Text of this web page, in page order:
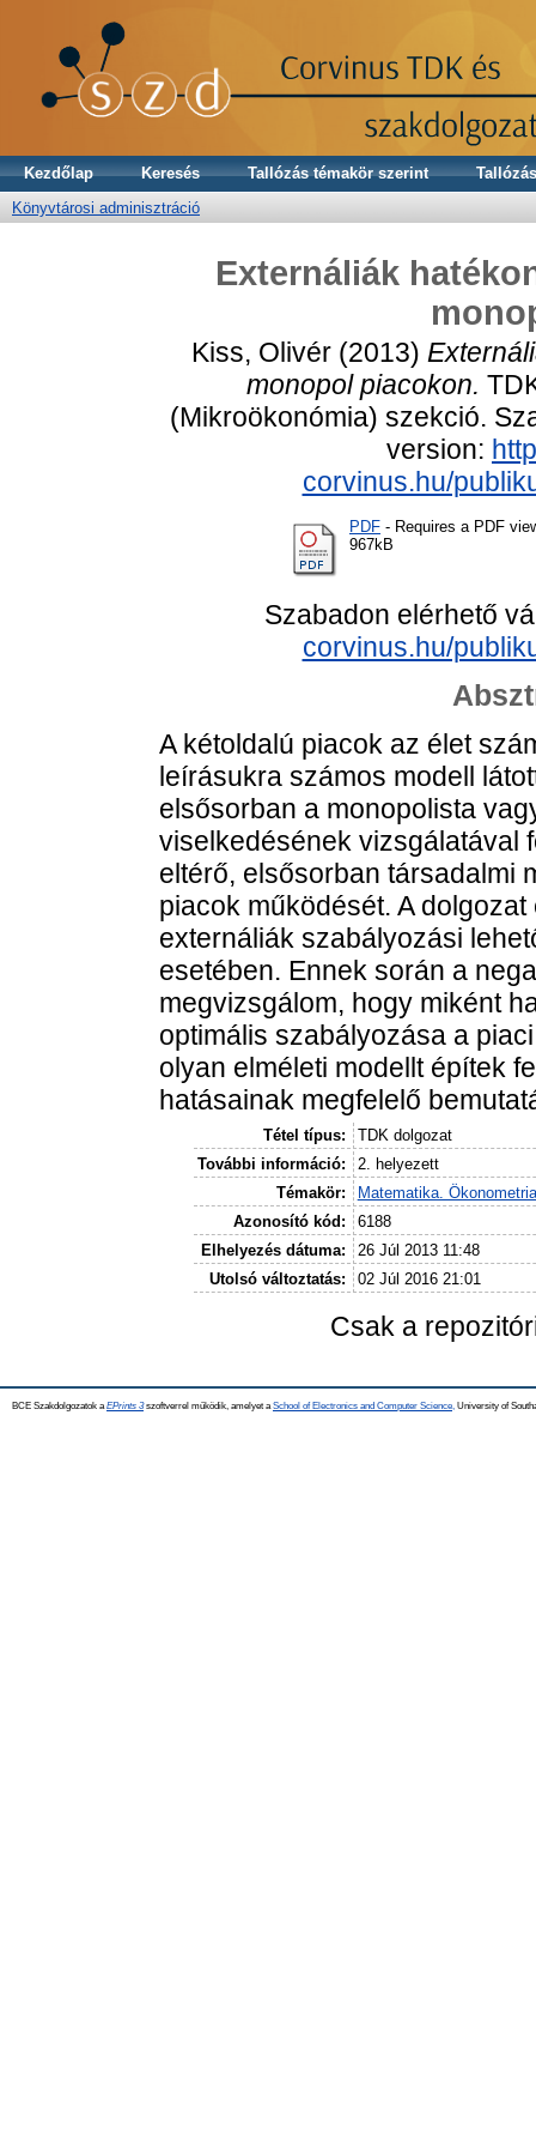
Kezdőlap Keresés Tallózás témakör szerint
Könyvtárosi adminisztráció
Externáliák
Kiss, Olivér(2013)
monopol piacokon.
(Mikroökonómia) szekció.
version:
corvinus.hu/
PDF - Requires a PDF
967kB
Szabadon elérhető
corvinus.hu/
A kétoldalú piacok az élet
leírásukra számos modell
elsősorban a monopolista
viselkedésének vizsgálatával
eltérő, elsősorban társadalmi
piacok működését. A
externáliák szabályozási
esetében. Ennek során a
megvizsgálom, hogy miként
optimális szabályozása a
olyan elméleti modellt építek
hatásainak megfelelő
Tétel típus:
TDK dolgozat
További információ:
2. helyezett
Témakör:
Matematika. Ökonometria
Azonosító kód:
6188
Elhelyezés dátuma:
26 Júl 2013 11:48
Utolsó változtatás:
02 Júl 2016 21:01
Csak a
BCE Szakdolgozatok a EPrints 3szoftverrel működik, amelyet a School of Electronics and Computer Science, University of